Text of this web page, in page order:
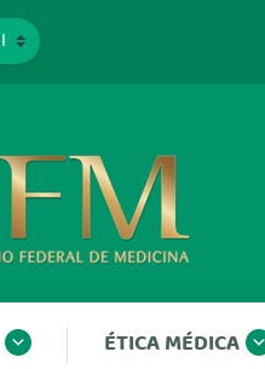
ÉTICA MÉDICA